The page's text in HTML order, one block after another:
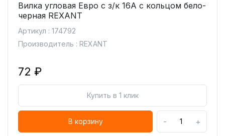
Вилка угловая Евро с з/к 16А с кольцом бело-
черная REXANT
Артикул : 174792
Производитель : REXANT
72 ₽
Купить в 1 клик
В корзину - +